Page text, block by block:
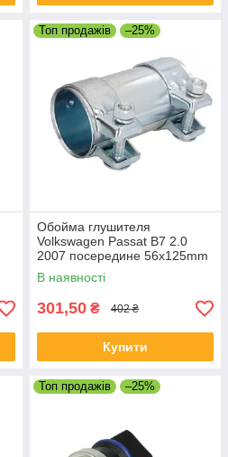
Топ продажів –25%
Обойма глушителя
Volkswagen Passat B7 2.0
2007 посередине 56x125mm
В наявності
301,50 ₴ 402 ₴
Купити
Топ продажів –25%